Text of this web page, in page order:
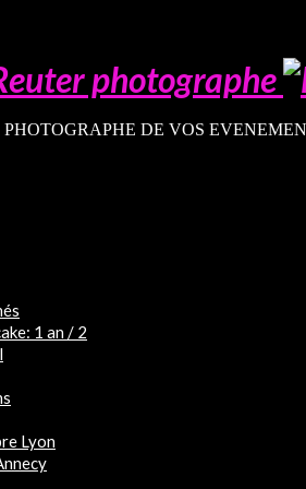
DE VOS
1 an / 2
Lyon